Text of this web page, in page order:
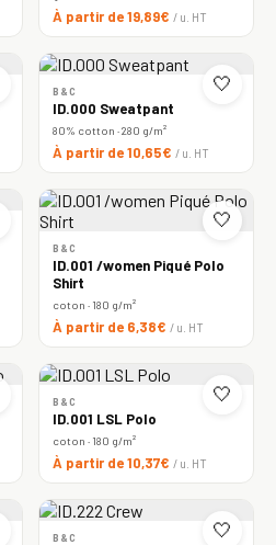
À partir de 19,89€ / u. HT
🤍
B&C
ID.000 Sweatpant
80% cotton · 280 g/m²
À partir de 10,65€ / u. HT
🤍
B&C
ID.001 /women Piqué Polo
Shirt
coton · 180 g/m²
À partir de 6,38€ / u. HT
🤍
B&C
ID.001 LSL Polo
coton · 180 g/m²
À partir de 10,37€ / u. HT
🤍
B&C